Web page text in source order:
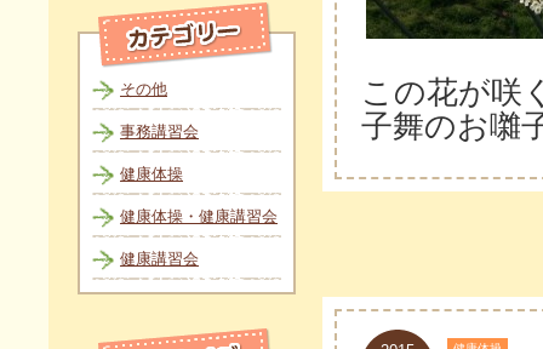
この花が咲
子舞のお囃
その他
事務講習会
健康体操
健康体操・健康講習会
健康講習会